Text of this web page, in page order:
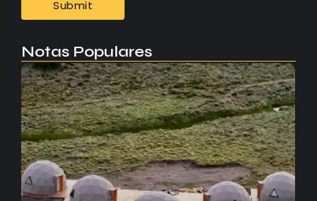
Notas Populares